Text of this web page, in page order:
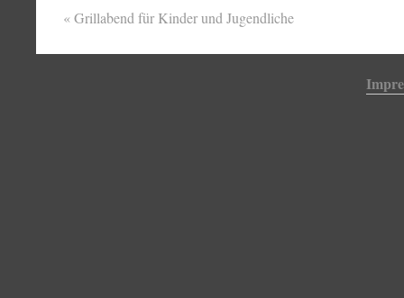
«Grillabend für Kinder und Jugendliche